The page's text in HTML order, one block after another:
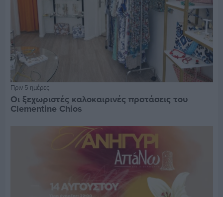
Πριν 5 ημέρες
Οι ξεχωριστές καλοκαιρινές προτάσεις του
Clementine Chios